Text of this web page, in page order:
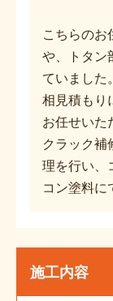
こちらのお
や、トタン
ていました。
相見積もり
お任せいた
クラック補
理を行い、
コン塗料に
施工内容